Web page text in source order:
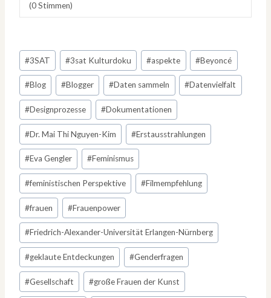
(0Stimmen)
Schlagworte:
#3SAT #3sat Kulturdoku #aspekte #Beyoncé
#Blog #Blogger #Daten sammeln #Datenvielfalt
#Designprozesse #Dokumentationen
#Dr. Mai Thi Nguyen-Kim #Erstausstrahlungen
#Eva Gengler #Feminismus
#feministischen Perspektive #Filmempfehlung
#frauen #Frauenpower
#Friedrich-Alexander-Universität Erlangen-Nürnberg
#geklaute Entdeckungen #Genderfragen
#Gesellschaft #große Frauen der Kunst